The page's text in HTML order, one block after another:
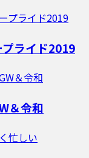
ライド2019
＆令和